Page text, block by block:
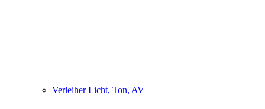
Verleiher Licht, Ton, AV